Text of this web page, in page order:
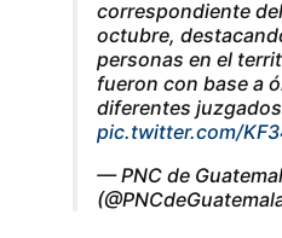
correspondiente
octubre,
personas en el
fueron con base a
diferentes
pic.twitter.com/
— PNC de